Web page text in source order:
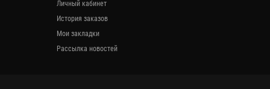
Личный кабинет
История заказов
Мои закладки
Рассылка новостей